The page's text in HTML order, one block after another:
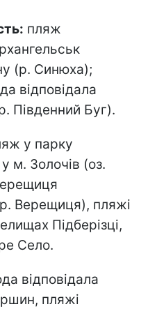
пляж
(р. Синюха);
відповідала
Південний Буг).
у парку
м. Золочів (оз.
Верещиця), пляжі
Підберізці,
Село.
відповідала
пляжі